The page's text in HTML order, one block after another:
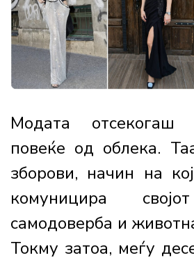
Модата отсекогаш
повеќе од облека.
зборови, начин на
комуницира
самодоверба и
Токму затоа, меѓу